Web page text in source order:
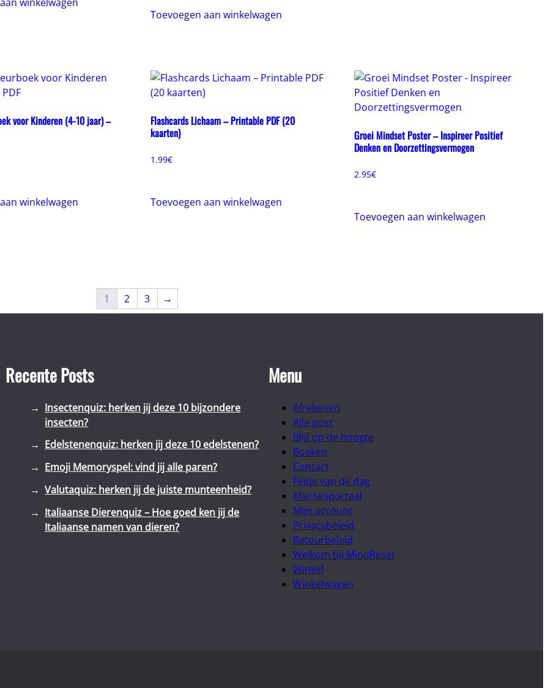
Toevoegen aan winkelwagen
voor Kinderen (4-10 jaar) –
winkelwagen
Flashcards Lichaam – Printable PDF (20
kaarten)
1.99€
Toevoegen aan winkelwagen
Groei Mindset Poster – Inspireer Positief
Denken en Doorzettingsvermogen
2.95€
Toevoegen aan winkelwagen
1 2 3 →
Recente Posts
Insectenquiz: herken jij deze 10 bijzondere
insecten?
Edelstenenquiz: herken jij deze 10 edelstenen?
Emoji Memoryspel: vind jij alle paren?
Valutaquiz: herken jij de juiste munteenheid?
Italiaanse Dierenquiz – Hoe goed ken jij de
Italiaanse namen van dieren?
Menu
Afrekenen
Alle post
Blijf op de hoogte
Boeken
Contact
Feitje van de dag
Klantenportaal
Mijn account
Privacybeleid
Retourbeleid
Welkom bij MindReset
Winkel
Winkelwagen